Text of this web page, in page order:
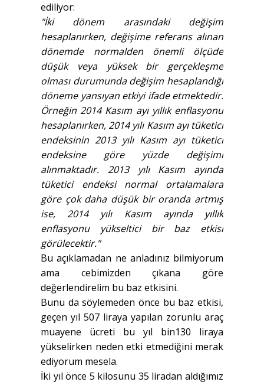
ediliyor:
"İki dönem arasındaki değişim
hesaplanırken, değişime referans alınan
dönemde normalden önemli ölçüde
düşük veya yüksek bir gerçekleşme
olması durumunda değişim hesaplandığı
döneme yansıyan etkiyi ifade etmektedir.
Örneğin 2014 Kasım ayı yıllık enflasyonu
hesaplanırken, 2014 yılı Kasım ayı tüketici
endeksinin 2013 yılı Kasım ayı tüketici
endeksine göre yüzde değişimi
alınmaktadır. 2013 yılı Kasım ayında
tüketici endeksi normal ortalamalara
göre çok daha düşük bir oranda artmış
ise, 2014 yılı Kasım ayında yıllık
enflasyonu yükseltici bir baz etkisi
görülecektir."
Bu açıklamadan ne anladınız bilmiyorum
ama cebimizden çıkana göre
değerlendirelim bu baz etkisini.
Bunu da söylemeden önce bu baz etkisi,
geçen yıl 507 liraya yapılan zorunlu araç
muayene ücreti bu yıl bin130 liraya
yükselirken neden etki etmediğini merak
ediyorum mesela.
İki yıl önce 5 kilosunu 35 liradan aldığımız